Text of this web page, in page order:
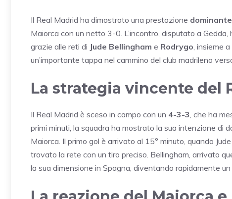
Il Real Madrid ha dimostrato una prestazione dominante
Maiorca con un netto 3-0. L’incontro, disputato a
grazie alle reti di Jude Bellingham e Rodrygo , insieme
un’importante tappa nel cammino del club madrileno
La strategia vincente del
Il Real Madrid è sceso in campo con un 4-3-3 , che ha
primi minuti, la squadra ha mostrato la sua intenzione di
Maiorca. Il primo gol è arrivato al 15° minuto, quando
trovato la rete con un tiro preciso. Bellingham, arrivato
la sua dimensione in Spagna, diventando rapidamente